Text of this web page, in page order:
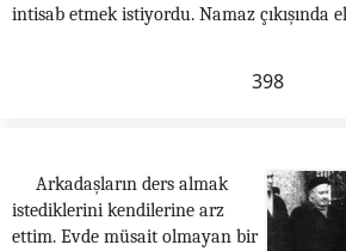
intisab etmek istiyordu. Namaz çıkışında
398
Arkadaşların ders almak
istediklerini kendilerine arz
ettim. Evde müsait olmayan bir